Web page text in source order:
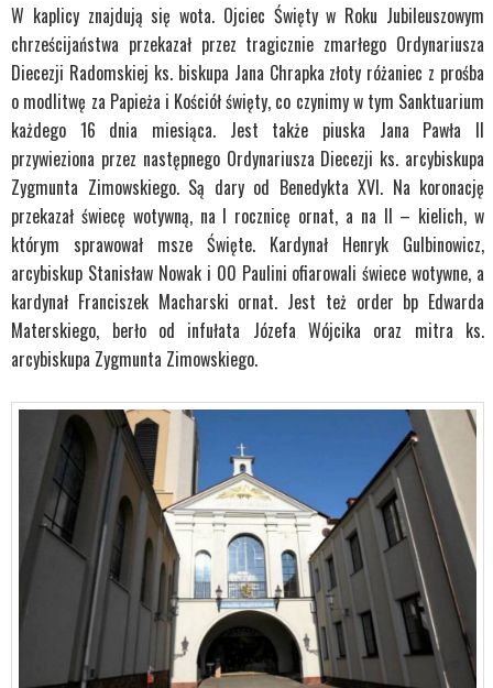
W kaplicy znajdują się wota. Ojciec Święty w Roku Jubileuszowym
chrześcijaństwa przekazał przez tragicznie zmarłego Ordynariusza
Diecezji Radomskiej ks. biskupa Jana Chrapka złoty różaniec z prośba
o modlitwę za Papieża i Kościół święty, co czynimy w tym Sanktuarium
każdego 16 dnia miesiąca. Jest także piuska Jana Pawła II
przywieziona przez następnego Ordynariusza Diecezji ks. arcybiskupa
Zygmunta Zimowskiego. Są dary od Benedykta XVI. Na koronację
przekazał świecę wotywną, na I rocznicę ornat, a na II – kielich, w
którym sprawował msze Święte. Kardynał Henryk Gulbinowicz,
arcybiskup Stanisław Nowak i 00 Paulini ofiarowali świece wotywne, a
kardynał Franciszek Macharski ornat. Jest też order bp Edwarda
Materskiego, berło od infułata Józefa Wójcika oraz mitra ks.
arcybiskupa Zygmunta Zimowskiego.